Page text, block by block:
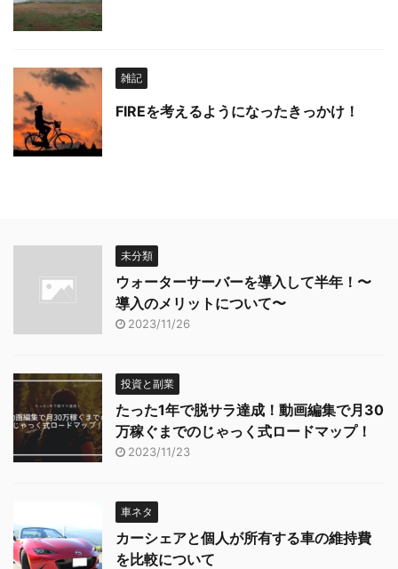
雑記
FIREを考えるようになったきっかけ！
未分類
ウォーターサーバーを導入して半年！〜
導入のメリットについて〜
2023/11/26
投資と副業
たった1年で脱サラ達成！動画編集で月30
万稼ぐまでのじゃっく式ロードマップ！
2023/11/23
車ネタ
カーシェアと個人が所有する車の維持費
を比較について